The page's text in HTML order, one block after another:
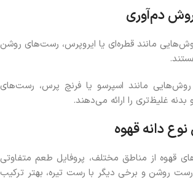
دم‌آوری
مانند قطره‌ای یا ایروپرس، رست‌های روشن
مانند اسپرسو یا فرنچ پرس، رست‌های
غلیظ‌تری را ارائه می‌دهند.
دانه قهوه
قهوه از مناطق مختلف، پروفایل طعم متفاوتی
رست روشن و برخی دیگر با رست تیره، بهتر ترکیب